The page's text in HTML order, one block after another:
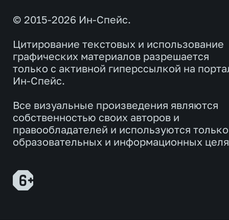
© 2015-2026 Ин-Спейс.
Цитирование текстовых и использование
графических материалов разрешается
только с активной гиперссылкой на
Ин-Спейс.
Все визуальные произведения являются
собственностью своих авторов и
правообладателей и используются
образовательных и информационных